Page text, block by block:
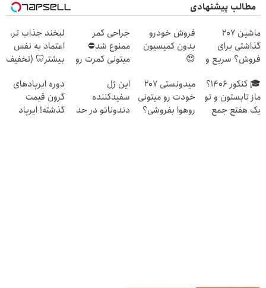
مطالب پیشنهادی
ماشین 207
گذاشتی برای
فروش؟ سریع و
فروش خودرو
بدون کمیسیون
😍
جراحی کمر
ممنوع شد⛔
میتونی کمرت رو
کنی! 👈🏻
پرسش‌نامه
لبخند جذاب تر،
اعتماد به نفس
بیشتر🦷 (تخفیف
🎓 کنکور ۱۴۰6؟
ماز تابستون و تو
یک هفتع جمع
میدونستی 207
خودت رو میتونی
روهوا بفروشی؟
این ژل
سفیدکننده
دندوناتو در حد
دوره ایرپاد‌های
گرون قیمت
گذشته! ایرپاد